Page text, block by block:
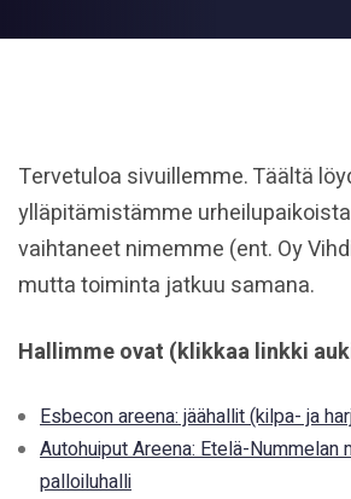
Tervetuloa sivuillemme. Täältä
ylläpitämistämme
vaihtaneet nimemme (ent. Oy
mutta toiminta jatkuu samana.
Hallimme ovat (klikkaa linkki
Esbecon areena: jäähallit (kilpa- ja
Autohuiput Areena: Etelä-Nummelan
palloiluhalli